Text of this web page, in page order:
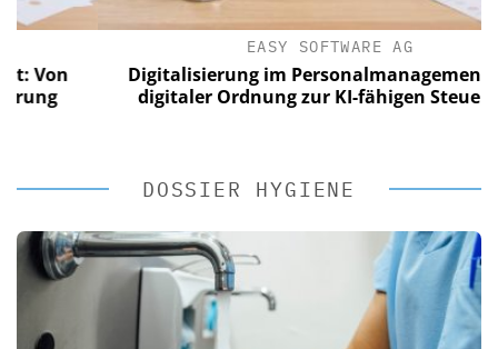
EASY SOFTWARE AG
Digitalisierung im Personalmanagement: Von
digitaler Ordnung zur KI-fähigen Steuerung
DOSSIER HYGIENE